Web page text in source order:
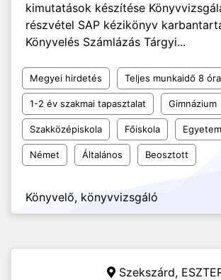
kimutatások készítése
részvétel SAP kézikönyv
Könyvelés Számlázás Tárgyi...
Megyei hirdetés Teljes munkaidő 8 óra
1-2 év szakmai tapasztalat Gimnázium
Szakközépiskola Főiskola Egyetem
Német Általános Beosztott
Könyvelő, könyvvizsgáló
Szekszárd,